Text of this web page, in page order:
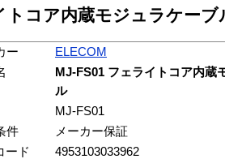
コア内蔵モジュラケーブ
ー
ELECOM
MJ-FS01 フェライトコア内蔵
ル
MJ-FS01
件
メーカー保証
ード
4953103033962